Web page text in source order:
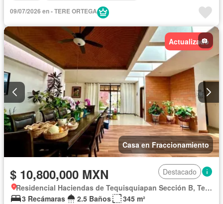
09/07/2026 en - TERE ORTEGA
Actualizado
Casa en Fraccionamiento
$ 10,800,000 MXN
Destacado
Residencial Haciendas de Tequisquiapan Sección B, Tequisquiapan
3 Recámaras
2.5 Baños
345 m²